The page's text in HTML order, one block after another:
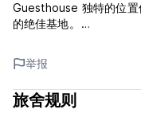
Guesthouse 独特的位置
的绝佳基地。
有多种房型可供选择：双
代、舒适。我们的客房设
机、电视和茶/咖啡设施。
举报
旅舍规则